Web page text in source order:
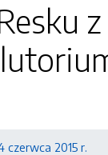
czerwca 2015 r.